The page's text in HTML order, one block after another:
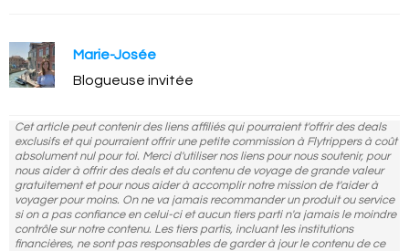
Marie-Josée
Blogueuse invitée
Cet article peut contenir des liens affiliés qui pourraient t'offrir des deals
exclusifs et qui pourraient offrir une petite commission à Flytrippers à coût
absolument nul pour toi. Merci d'utiliser nos liens pour nous soutenir, pour
nous aider à offrir des deals et du contenu de voyage de grande valeur
gratuitement et pour nous aider à accomplir notre mission de t'aider à
voyager pour moins. On ne va jamais recommander un produit ou service
si on a pas confiance en celui-ci et aucun tiers parti n'a jamais le moindre
contrôle sur notre contenu. Les tiers partis, incluant les institutions
financières, ne sont pas responsables de garder à jour le contenu de ce